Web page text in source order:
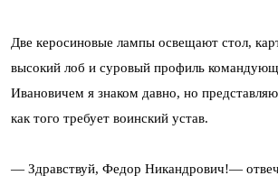
Две керосиновые лампы освещают стол,
высокий лоб и суровый профиль
Ивановичем я знаком давно, но
как того требует воинский устав.
— Здравствуй, Федор Никандрович!—